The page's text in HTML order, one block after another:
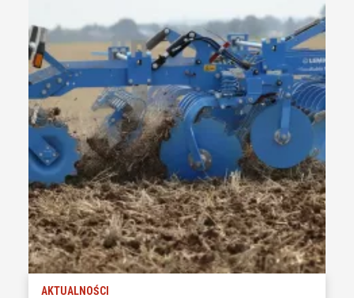
AKTUALNOŚCI